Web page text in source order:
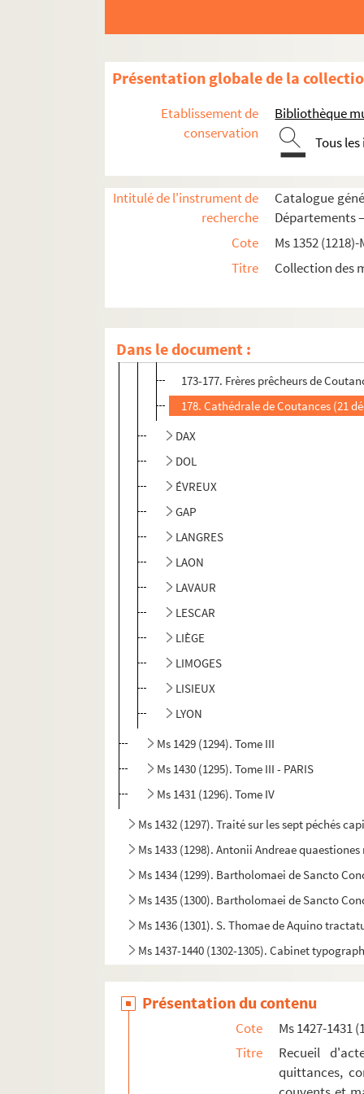
Présentation globale de la
Etablissement de
conservation
Bibliothèque
Tous
Intitulé de l'instrument de
recherche
Catalogue
Départements
Cote
Ms 1352
Titre
Collection des
Dans le document :
COLOGNE
CONDOM
163. Abbaye de Montebourg (16
164-165. Abbaye de Lessay (XIIe s.,
166. Abbaye de Blanchelande (4
167. Église de Lithaire (2 décembre
170. Abbaye de Fontenay (30 mars
171. Abbaye de Saint-Sever (17 avril
172. Église de Saint-Sauveur-
173-177. Frères prêcheurs de
178. Cathédrale de Coutances (21
DAX
DOL
ÉVREUX
GAP
LANGRES
LAON
LAVAUR
LESCAR
LIÈGE
LIMOGES
LISIEUX
LYON
Ms 1429 (1294). Tome III
Ms 1430 (1295). Tome III - PARIS
Ms 1431 (1296). Tome IV
Ms 1432 (1297). Traité sur les sept péchés
Ms 1433 (1298). Antonii Andreae
Ms 1434 (1299). Bartholomaei de Sancto
Ms 1435 (1300). Bartholomaei de Sancto
Ms 1436 (1301). S. Thomae de Aquino
Ms 1437-1440 (1302-1305). Cabinet
Ms 1442 (1307). « Decisiones Rote romane
Ms 1443 (1308). « Wilhelmus Horboch.
Ms 1444 (1309). Sermons
Ms 1445 (1310). Speculum fratrum Minorum
Présentation du contenu
Cote
Ms 1427-1431
Titre
Recueil
quittances,